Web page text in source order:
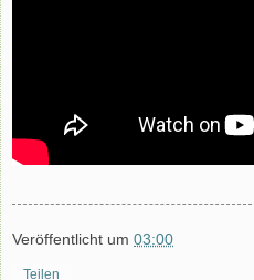
Veröffentlicht um 03:00
Teilen